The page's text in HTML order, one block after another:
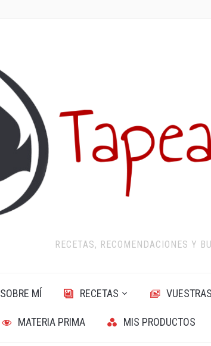
RECETAS, RECOMENDACIONES Y
SOBRE MÍ RECETAS
MATERIA PRIMA MIS PRODUCTOS